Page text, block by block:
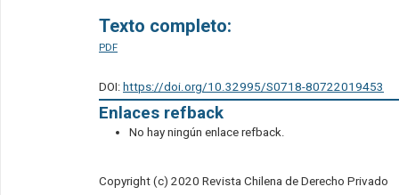
Texto completo:
PDF
DOI: https://doi.org/10.32995/S0718-80722019453
Enlaces refback
No hay ningún enlace refback.
Copyright (c) 2020 Revista Chilena de Derecho Privado